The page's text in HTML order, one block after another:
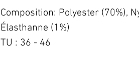
Composition: Polyester (70%),
Élasthanne (1%)
TU : 36 - 46